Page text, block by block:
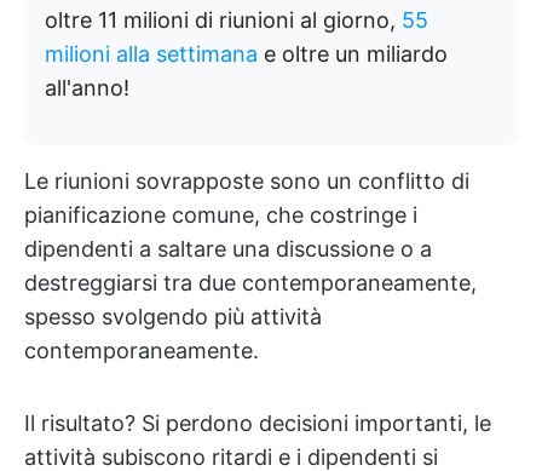
oltre 11 milioni di riunioni al giorno, 55
milioni alla settimana e oltre un miliardo
all'anno!
Le riunioni sovrapposte sono un conflitto di
pianificazione comune, che costringe i
dipendenti a saltare una discussione o a
destreggiarsi tra due contemporaneamente,
spesso svolgendo più attività
contemporaneamente.
Il risultato? Si perdono decisioni importanti, le
attività subiscono ritardi e i dipendenti si